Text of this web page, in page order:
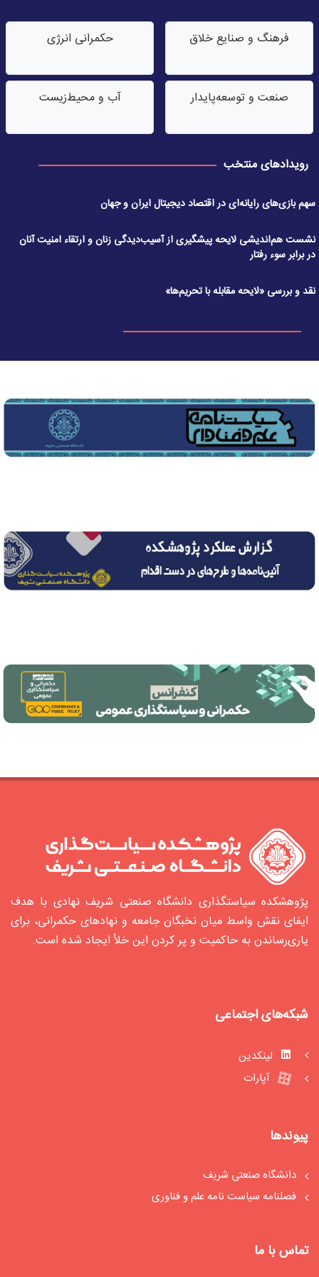
فرهنگ و صنایع خلاق حکمرانی انرژی
صنعت‌ و توسعه‌پایدار آب‌ و محیط‌زیست
رویدادهای منتخب
سهم بازی‌های رایانه‌ای در اقتصاد دیجیتال ایران و جهان
نشست هم‌اندیشی لایحه پیشگیری از آسیب‌دیدگی زنان و ارتقاء امنیت آنان
در برابر سوء رفتار
نقد و بررسی «لایحه مقابله با تحریم‌ها»
پژوهشکده سیاستگذاری دانشگاه صنعتی شریف نهادی با هدف
ایفای نقش واسط میان نخبگان جامعه و نهادهای حکمرانی، برای
یاری‌رساندن به حاکمیت و پر کردن این خلأ ایجاد شده‌ است.
شبکه‌های اجتماعی
لینکدین
آپارات
پیوندها
دانشگاه صنعتی شریف
فصلنامه سیاست‏ نامه علم و فناوری
تماس با ما